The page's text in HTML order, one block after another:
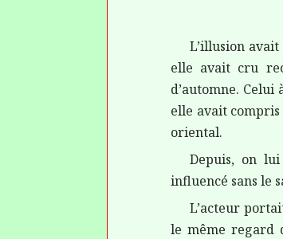
L’illusion
elle avait cru
d’automne. Celui
elle avait compris
oriental.
Depuis, on
influencé sans le
L’acteur
le même regard